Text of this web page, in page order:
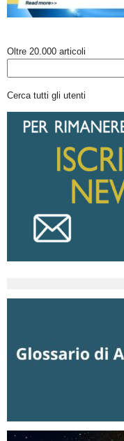
Oltre 20.000 articoli
Cerca tutti gli utenti